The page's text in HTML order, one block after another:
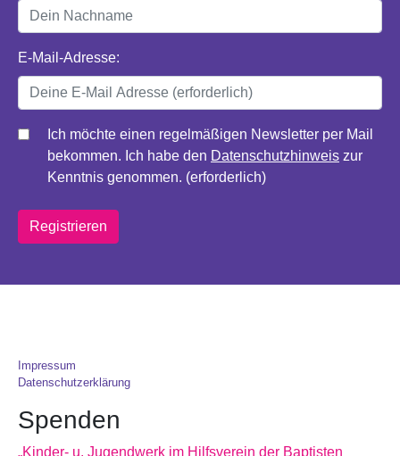
E-Mail-Adresse:
Ich möchte einen regelmäßigen Newsletter per Mail
bekommen. Ich habe den Datenschutzhinweis zur
Kenntnis genommen. (erforderlich)
Impressum
Datenschutzerklärung
Spenden
„Kinder- u. Jugendwerk im Hilfsverein der Baptisten